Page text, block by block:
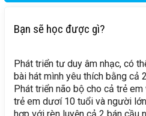
Bạn sẽ học được gì?
Phát triển tư duy âm nhạc, có
bài hát mình yêu thích bằng cả
Phát triển não bộ cho cả trẻ
trẻ em dươí 10 tuổi và người